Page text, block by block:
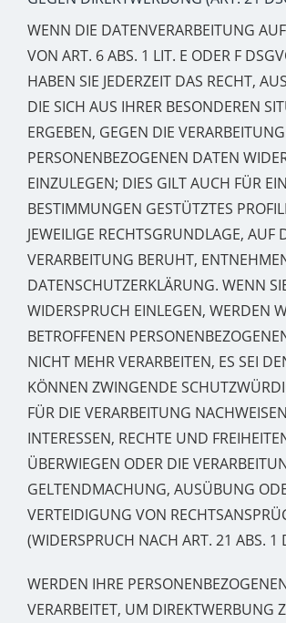
WENN DIE DATENVERARBEITUNG
VON ART. 6 ABS. 1 LIT. E ODER F
HABEN SIE JEDERZEIT DAS RECHT,
DIE SICH AUS IHRER BESONDEREN
ERGEBEN, GEGEN DIE
PERSONENBEZOGENEN DATEN
EINZULEGEN; DIES GILT AUCH FÜR
BESTIMMUNGEN GESTÜTZTES
JEWEILIGE RECHTSGRUNDLAGE, AUF
VERARBEITUNG BERUHT,
DATENSCHUTZERKLÄRUNG. WENN
WIDERSPRUCH EINLEGEN, WERDEN
BETROFFENEN
NICHT MEHR VERARBEITEN, ES SEI
KÖNNEN ZWINGENDE
FÜR DIE VERARBEITUNG
INTERESSEN, RECHTE UND
ÜBERWIEGEN ODER DIE
GELTENDMACHUNG, AUSÜBUNG
VERTEIDIGUNG VON
(WIDERSPRUCH NACH ART. 21 ABS. 1
WERDEN IHRE
VERARBEITET, UM DIREKTWERBUNG